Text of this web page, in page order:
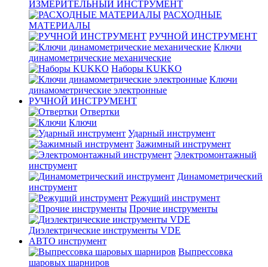
ИЗМЕРИТЕЛЬНЫЙ ИНСТРУМЕНТ
РАСХОДНЫЕ
МАТЕРИАЛЫ
РУЧНОЙ ИНСТРУМЕНТ
Ключи
динамометрические механические
Наборы KUKKO
Ключи
динамометрические электронные
РУЧНОЙ ИНСТРУМЕНТ
Отвертки
Ключи
Ударный инструмент
Зажимный инструмент
Электромонтажный
инструмент
Динамометрический
инструмент
Режущий инструмент
Прочие инструменты
Диэлектрические инструменты VDE
АВТО инструмент
Выпрессовка
шаровых шарниров